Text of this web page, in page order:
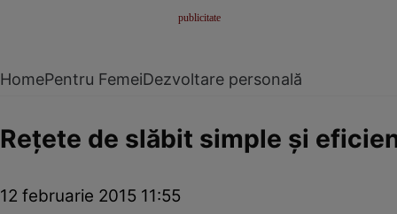
HomePentru FemeiDezvoltare personală
Reţete de slăbit simple şi
12 februarie 2015 11:55